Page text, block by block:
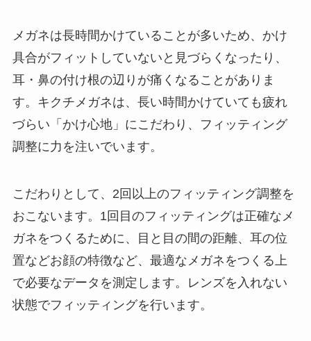
気？安く買える方法
も解説！
The Rowはなぜ高
い？高すぎる？人気
の理由と安く買える
メガネは長時間かけていることが多いため、かけ
具合がフィットしていないと見づらくなったり、
耳・鼻の付け根の辺りが痛くなることがありま
す。キクチメガネは、長い時間かけていても疲れ
づらい「かけ心地」にこだわり、フィッティング
調整に力を注いでいます。
こだわりとして、2回以上のフィッティング調整を
おこないます。1回目のフィッティングは正確なメ
ガネをつくるために、目と目の間の距離、耳の位
置などお顔の特徴など、最適なメガネをつくる上
で必要なデータを測定します。レンズを入れない
状態でフィッティングを行います。